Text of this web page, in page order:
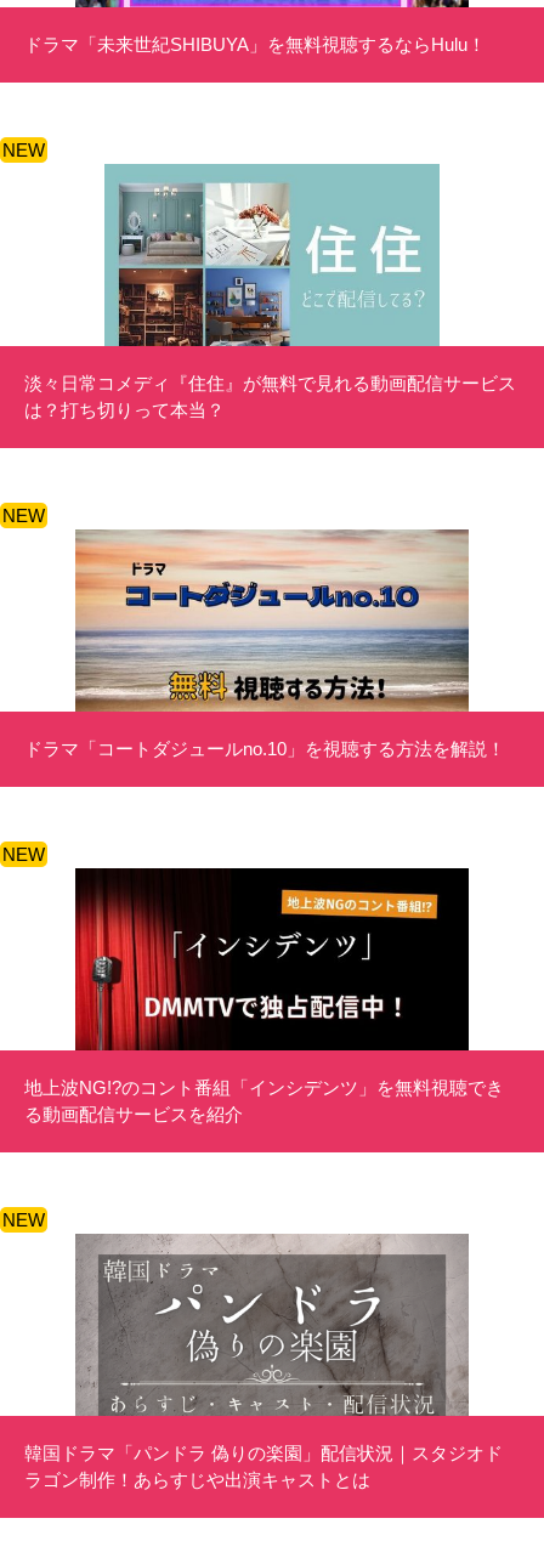
ドラマ「未来世紀SHIBUYA」を無料視聴するならHulu！
NEW
淡々日常コメディ『住住』が無料で見れる動画配信サービス
は？打ち切りって本当？
NEW
ドラマ「コートダジュールno.10」を視聴する方法を解説！
NEW
地上波NG!?のコント番組「インシデンツ」を無料視聴でき
る動画配信サービスを紹介
NEW
韓国ドラマ「パンドラ 偽りの楽園」配信状況｜スタジオド
ラゴン制作！あらすじや出演キャストとは